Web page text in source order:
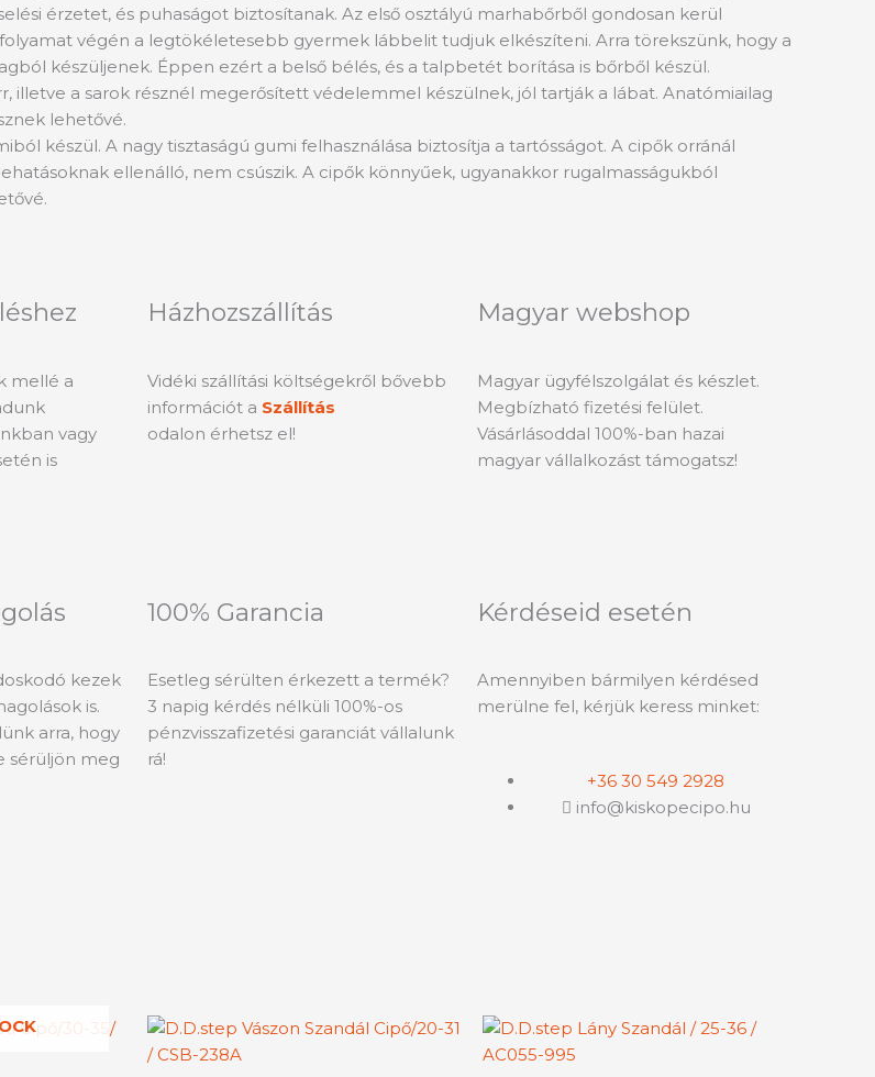
érzetet, és puhaságot biztosítanak. Az első osztályú marhabőrből gondosan kerül
végén a legtökéletesebb gyermek lábbelit tudjuk elkészíteni. Arra törekszünk, hogy a
készüljenek. Éppen ezért a belső bélés, és a talpbetét borítása is bőrből készül.
illetve a sarok résznél megerősített védelemmel készülnek, jól tartják a lábat. Anatómiailag
lehetővé.
készül. A nagy tisztaságú gumi felhasználása biztosítja a tartósságot. A cipők orránál
ellenálló, nem csúszik. A cipők könnyűek, ugyanakkor rugalmasságukból
mellé a
vagy
is
Házhozszállítás
Vidéki szállítási költségekről bővebb
információt a Szállítás
odalon érhetsz el!
Magyar webshop
Magyar ügyfélszolgálat és készlet.
Megbízható fizetési felület.
Vásárlásoddal 100%-ban hazai
magyar vállalkozást támogatsz!
kezek
is.
arra, hogy
sérüljön meg
100% Garancia
Esetleg sérülten érkezett a termék?
3 napig kérdés nélküli 100%-os
pénzvisszafizetési garanciát vállalunk
rá!
Kérdéseid esetén
Amennyiben bármilyen kérdésed
merülne fel, kérjük keress minket:
+36 30 549 2928
info@kiskopecipo.hu
Ennek
Ártartomány:
Ennek
Ártartomány:
13990 Ft
Ennek